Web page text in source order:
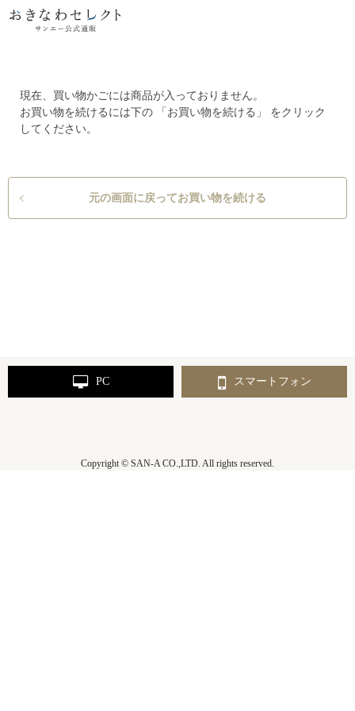
現在、買い物かごには商品が入っておりません。
お買い物を続けるには下の 「お買い物を続ける」 をクリック
してください。
元の画面に戻ってお買い物を続ける
PC スマートフォン
Copyright © SAN-A CO.,LTD. All rights reserved.